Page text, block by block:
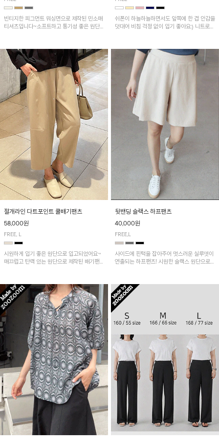
빈티지한 피그먼트 워싱면으로 제작된 민소매
티셔츠입니다~소프트하고 통기성 좋은 원단
쉬폰이 하늘하늘하면서도 앞쪽에 한 겹 안감을
덧대어 비침 걱정 없이 입기 좋아요:) 니트로
절개라인 다트포인트 쿨배기팬츠
58,000원
FREE, L
시원하게 입기 좋은 원단으로 입고되었어요~
매끄럽고 탄력 있는 원단으로 제작된 배기팬츠
뒷밴딩 슬랙스 하프팬츠
40,000원
FREE,L
사이드에 핀턱을 잡아주어 멋스러운 실루엣이
연출되는 하프팬츠! 시원한 슬랙스 원단으로